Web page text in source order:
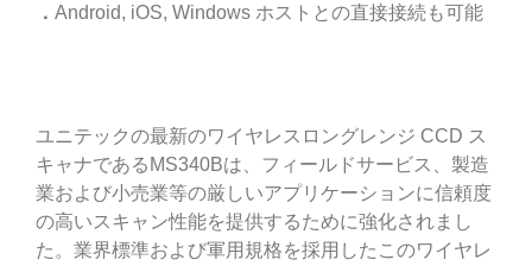
． Android, iOS, Windows ホストとの直接接続も可能
ユニテックの最新のワイヤレスロングレンジ CCD ス
キャナであるMS340Bは、フィールドサービス、製造
業および小売業等の厳しいアプリケーションに信頼度
の高いスキャン性能を提供するために強化されまし
た。業界標準および軍用規格を採用したこのワイヤレ